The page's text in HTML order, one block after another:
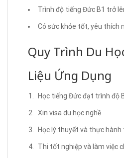
Trình độ tiếng Đức B1 trở
Có sức khỏe tốt, yêu thích
Quy Trình Du
Liệu Ứng Dụng
Học tiếng Đức đạt trình độ
Xin visa du học nghề
Học lý thuyết và thực
Thi tốt nghiệp và làm việc